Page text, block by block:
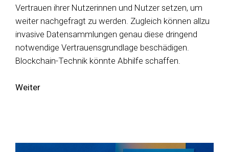
Vertrauen ihrer Nutzerinnen und Nutzer setzen, um
weiter nachgefragt zu werden. Zugleich können allzu
invasive Datensammlungen genau diese dringend
notwendige Vertrauensgrundlage beschädigen.
Blockchain-Technik könnte Abhilfe schaffen.
Weiter